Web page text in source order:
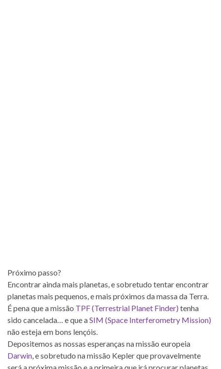
Próximo passo?
Encontrar ainda mais planetas, e sobretudo tentar encontrar
planetas mais pequenos, e mais próximos da massa da Terra.
É pena que a missão TPF (Terrestrial Planet Finder) tenha
sido cancelada… e que aSIM (Space Interferometry Mission)
não esteja em bons lençóis.
Depositemos as nossas esperanças na missão europeia
Darwin, e sobretudo na missão Kepler que provavelmente